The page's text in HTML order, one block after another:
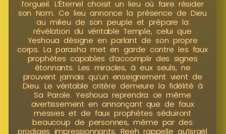
l’orgueil. L’Éternel choisit un lieu où faire résider
son Nom. Ce lieu annonce la présence de Dieu
au milieu de son peuple et prépare la
révélation du véritable Temple, celui que
Yeshoua désigne en parlant de son propre
corps. La parasha met en garde contre les faux
prophètes capables d’accomplir des signes
étonnants. Les miracles, à eux seuls, ne
prouvent jamais qu’un enseignement vient de
Dieu. Le véritable critère demeure la fidélité à
Sa Parole. Yeshoua reprendra ce même
avertissement en annonçant que de faux
messies et de faux prophètes séduiront
beaucoup de personnes, même par des
prodiges impressionnants. Reeh rappelle qu’Israël